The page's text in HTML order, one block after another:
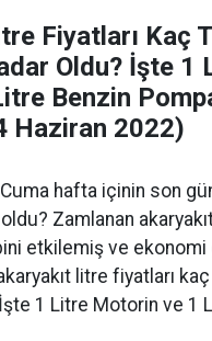
Fiyatları Kaç
Oldu? İşte 1
Benzin
Haziran 2022)
hafta içinin son
Zamlanan
etkilemiş ve ekonomi
litre fiyatları
1 Litre Motorin ve 1